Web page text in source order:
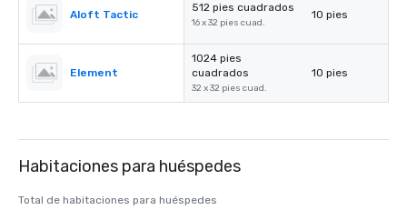
Aloft Tactic
512 pies cuadrados
16 x 32 pies cuad.
10 pies
Element
1024 pies
cuadrados
32 x 32 pies cuad.
10 pies
Habitaciones para huéspedes
Total de habitaciones para huéspedes